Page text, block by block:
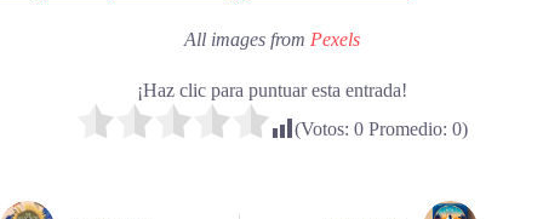
All images from Pexels
¡Haz clic para puntuar esta entrada!
(Votos: 0Promedio: 0)